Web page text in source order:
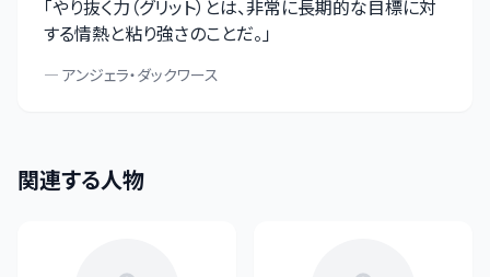
「やり抜く力（グリット）とは、非常に長期的な目標に対
する情熱と粘り強さのことだ。」
— アンジェラ・ダックワース
関連する人物